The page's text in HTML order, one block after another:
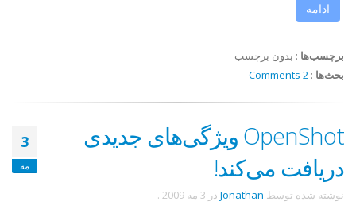
ادامه
برچسب‌ها : بدون برچسب
بحث‌ها :
2 Comments
3
مه
OpenShot ویژگی‌های جدیدی
دریافت می‌کند!
نوشته شده توسط Jonathan در 3 مه 2009 .